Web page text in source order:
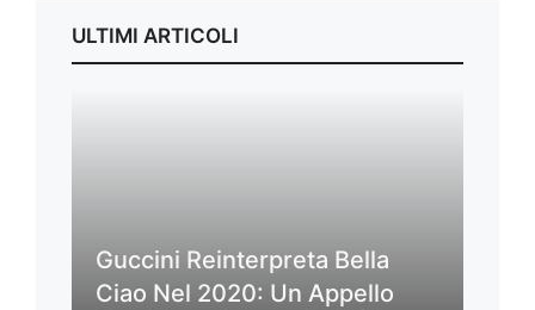
ULTIMI ARTICOLI
Guccini Reinterpreta Bella
Ciao Nel 2020: Un Appello